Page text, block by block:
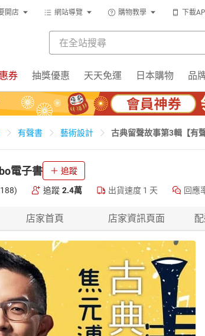
開店 網站導覽 購物教學 下載
券 抽獎優惠 天天免運 日本購物 品
有聲書 藝術設計 古典留聲故事第3輯【有聲
電子書 追蹤
追蹤 2.4萬 出貨速度 1 天 回應
店家首頁 店家資訊頁面